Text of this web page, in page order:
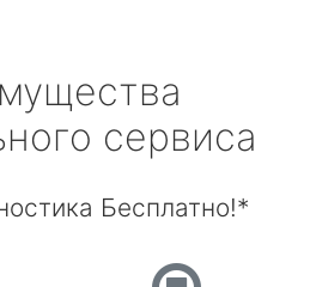
сервиса
Бесплатно!*